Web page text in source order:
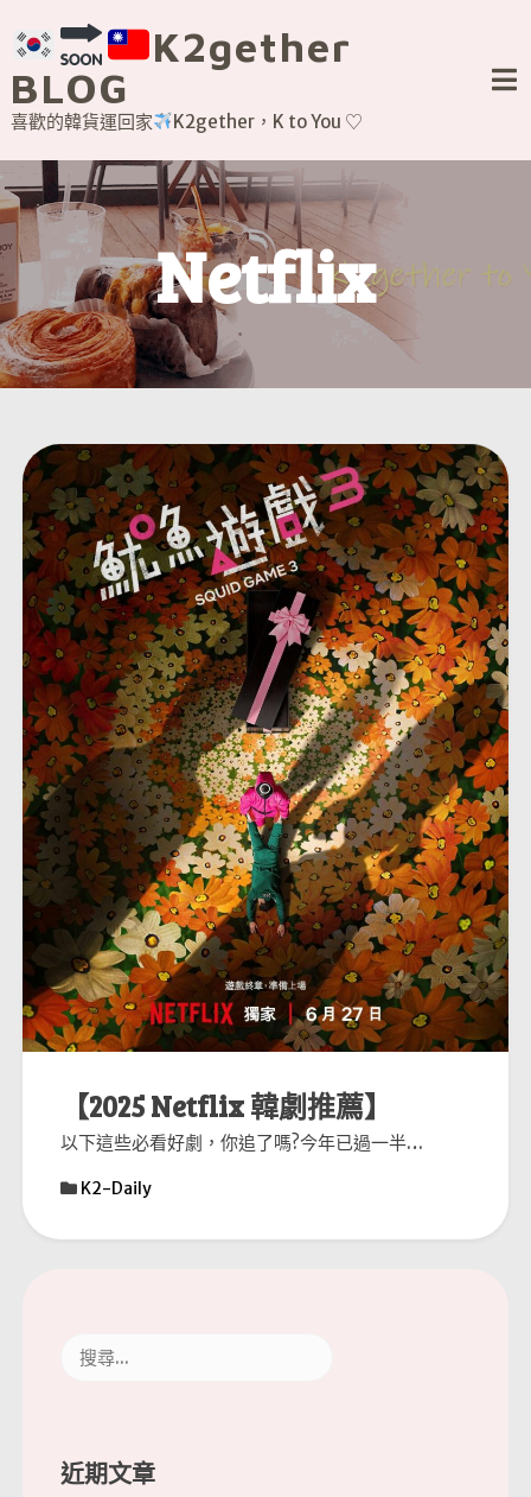
to
content
K2gether
BLOG
喜歡的韓貨運回家 K2gether，K to You ♡
Netflix
【2025 Netflix 韓劇推薦】
以下這些必看好劇，你追了嗎?今年已過一半…
K2-Daily
字:
近期文章